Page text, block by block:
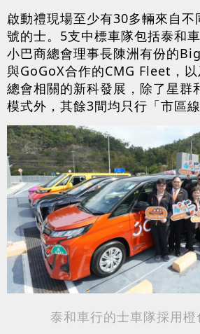
啟動禮現場至少有30多輛來自不
號的士。5支中標車隊包括泰和
小巴商總會理事長陳洲有份的
與GoGoX合作的CMG Fleet，
總會相關的新科發展，除了星群
模式外，其餘3間均只行「市區線
泰和車行的士車隊採用橙